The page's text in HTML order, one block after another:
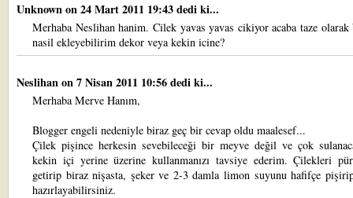
Unknownon 24 Mart 2011 19:43 dedi ki...
Merhaba Neslihan hanim. Cilek yavas yavas cikiyor acaba taze
nasil ekleyebilirim dekor veya kekin icine?
Neslihanon 7 Nisan 2011 10:56 dedi ki...
Merhaba Merve Hanım,
Blogger engeli nedeniyle biraz geç bir cevap oldu maalesef...
Çilek pişince herkesin sevebileceği bir meyve değil ve çok
kekin içi yerine üzerine kullanmanızı tavsiye ederim. Çilekleri
getirip biraz nişasta, şeker ve 2-3 damla limon suyunu hafifçe
hazırlayabilirsiniz.